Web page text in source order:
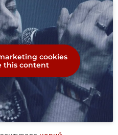
cookies
this content